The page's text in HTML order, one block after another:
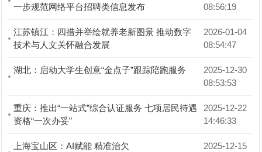
一步规范网络平台招聘类信息发布
08:56:19
江苏镇江：四措并举绘就养老新图景 推动数字
技术与人文关怀融合发展
2026-01-04
08:54:47
湖北：启动大学生创意“金点子”跟踪陪跑服务
2025-12-30
08:53:53
重庆：推出“一站式”综合认证服务 七项居民待遇
资格“一次办妥”
2025-12-22
14:46:33
上海宝山区：AI赋能 精准治欠
2025-12-15